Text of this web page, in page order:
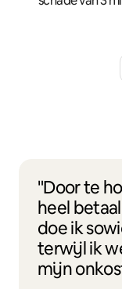
"Door te
heel
doe ik
terwijl ik
mijn